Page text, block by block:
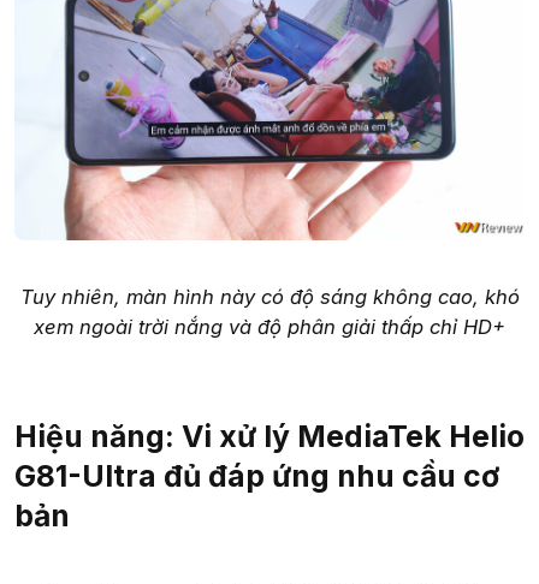
Tuy nhiên, màn hình này có độ sáng không cao, khó
xem ngoài trời nắng và độ phân giải thấp chỉ HD+
Hiệu năng: Vi xử lý MediaTek Helio
G81-Ultra đủ đáp ứng nhu cầu cơ
bản